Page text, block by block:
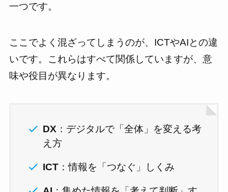
一つです。
ここでよく混ざってしまうのが、ICTやAIとの違
いです。これらはすべて関係していますが、意
味や役目が異なります。
DX ：デジタルで「全体」を変える考
え方
ICT ：情報を「つなぐ」しくみ